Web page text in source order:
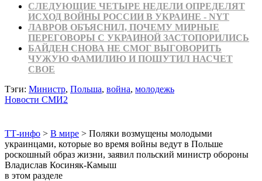
СЛЕДУЮЩИЕ ЧЕТЫРЕ НЕДЕЛИ ОПРЕДЕЛЯТ
ИСХОД ВОЙНЫ РОССИИ В УКРАИНЕ - NYT
ЛАВРОВ ОБЪЯСНИЛ, ПОЧЕМУ МИРНЫЕ
ПЕРЕГОВОРЫ С УКРАИНОЙ ЗАСТОПОРИЛИСЬ
БАЙДЕН СНОВА НЕ СМОГ ВЫГОВОРИТЬ
ЧУЖУЮ ФАМИЛИЮ И ПОШУТИЛ НАСЧЕТ
СВОЕ
Тэги: Министр, Польша, война, молодежь
Новости СМИ2
ТТ-инфо > В мире > Поляки возмущены молодыми
украинцами, которые во время войны ведут в Польше
роскошный образ жизни, заявил польский министр обороны
Владислав Косиняк-Камыш
в этом разделе